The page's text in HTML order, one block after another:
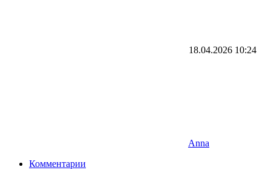
18.04.2026 10:24
Anna
Комментарии